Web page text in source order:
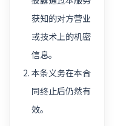
获知的对方营业
或技术上的机密
信息。
本条义务在本合
同终止后仍然有
效。